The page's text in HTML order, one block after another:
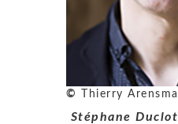
© Thierry Arensma
Stéphane Duclot